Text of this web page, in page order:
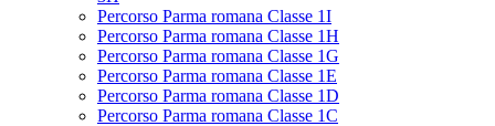
Percorso Parma romana Classe 1I
Percorso Parma romana Classe 1H
Percorso Parma romana Classe 1G
Percorso Parma romana Classe 1E
Percorso Parma romana Classe 1D
Percorso Parma romana Classe 1C